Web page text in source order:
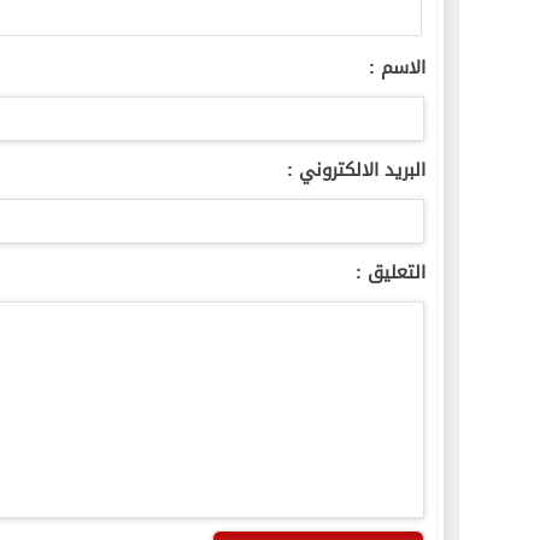
الاسم :
البريد الالكتروني :
التعليق :